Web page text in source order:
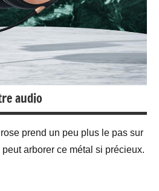
audio
rose prend un peu plus le pas sur
arborer ce métal si précieux.